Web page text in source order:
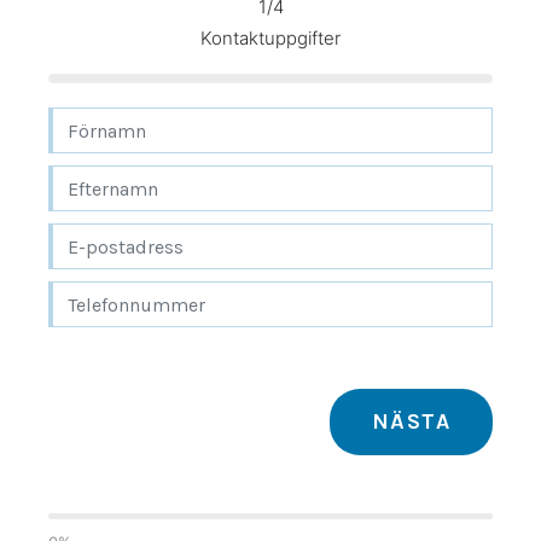
Flyttfirma Hallsberg
Flyttfirma Karlskoga
1/4
Kontaktuppgifter
NÄSTA